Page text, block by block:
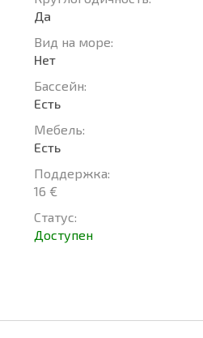
Да
Вид на море:
Нет
Басcейн:
Есть
Мебель:
Есть
Поддержка:
16 €
Статус:
Доступен